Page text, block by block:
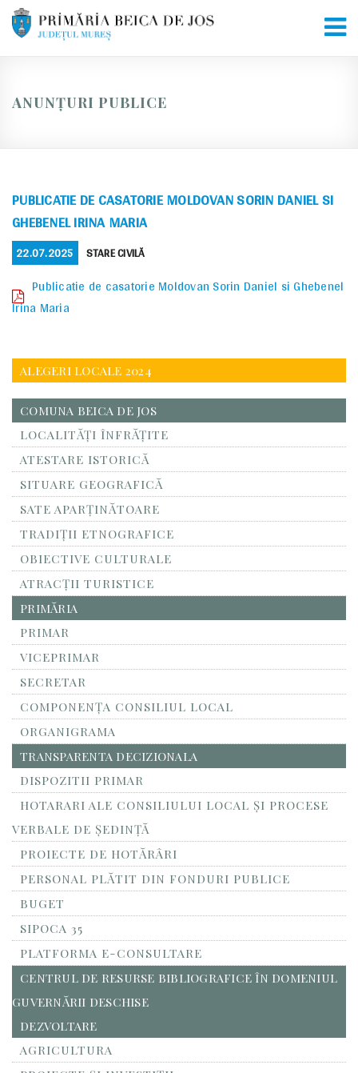
Skip
ANUNȚURI PUBLICE
PUBLICATIE DE CASATORIE MOLDOVAN SORIN DANIEL SI
GHEBENEL IRINA MARIA
POSTED
ON
22.07.2025 CATEGORIES
STARE CIVILĂ
Publicatie de casatorie Moldovan Sorin Daniel si Ghebenel
Irina Maria
ALEGERI LOCALE 2024
COMUNA BEICA DE JOS
LOCALITĂŢI ÎNFRĂŢITE
ATESTARE ISTORICĂ
SITUARE GEOGRAFICĂ
SATE APARȚINĂTOARE
TRADIȚII ETNOGRAFICE
OBIECTIVE CULTURALE
ATRACȚII TURISTICE
PRIMĂRIA
PRIMAR
VICEPRIMAR
SECRETAR
COMPONENȚA CONSILIUL LOCAL
ORGANIGRAMA
TRANSPARENTA DECIZIONALA
DISPOZITII PRIMAR
HOTARARI ALE CONSILIULUI LOCAL ȘI PROCESE
VERBALE DE ȘEDINȚĂ
PROIECTE DE HOTĂRÂRI
PERSONAL PLĂTIT DIN FONDURI PUBLICE
BUGET
SIPOCA 35
PLATFORMA E-CONSULTARE
CENTRUL DE RESURSE BIBLIOGRAFICE ÎN DOMENIUL
GUVERNĂRII DESCHISE
DEZVOLTARE
AGRICULTURA